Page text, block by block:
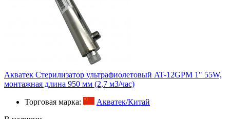
Акватек Стерилизатор ультрафиолетовый AT-12GPM 1" 55W,
монтажная длина 950 мм (2,7 м3/час)
Торговая марка:
Акватек/Китай